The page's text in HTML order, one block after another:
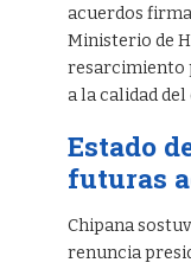
acuerdos
Ministerio de
resarcimiento
a la calidad
Estado
futuras
Chipana
renuncia